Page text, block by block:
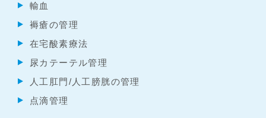
輸血
褥瘡の管理
在宅酸素療法
尿カテーテル管理
人工肛門/人工膀胱の管理
点滴管理